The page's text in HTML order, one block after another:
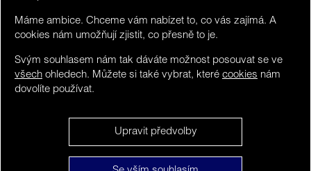
Bez frází ©
Máme ambice. Chceme vám nabízet to, co vás zajímá. A
cookies nám umožňují zjistit, co přesně to je.
Svým souhlasem nám tak dáváte možnost posouvat se ve
všech ohledech. Můžete si také vybrat, které cookies nám
dovolíte používat.
Upravit předvolby
We detected you maybe do not speak Czech. You can
NO, stay here and hide this.